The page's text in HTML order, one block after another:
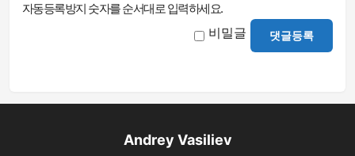
자동등록방지 숫자를 순서대로 입력하세요.
비밀글 댓글등록
Andrey Vasiliev